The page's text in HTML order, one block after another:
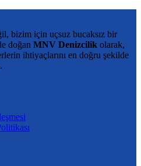
bizim için uçsuz bucaksız bir
doğan MNV Denizcilik olarak,
ihtiyaçlarını en doğru şekilde